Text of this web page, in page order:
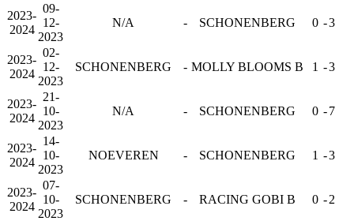
2023-
2024
09-
12-
2023
N/A - SCHONENBERG 0 -3
2023-
2024
02-
12-
2023
SCHONENBERG - MOLLY BLOOMS B 1 -3
2023-
2024
21-
10-
2023
N/A - SCHONENBERG 0 -7
2023-
2024
14-
10-
2023
NOEVEREN - SCHONENBERG 1 -3
2023-
2024
07-
10-
2023
SCHONENBERG - RACING GOBI B 0 -2